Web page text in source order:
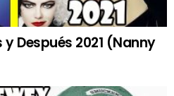
Después 2021 (Nanny